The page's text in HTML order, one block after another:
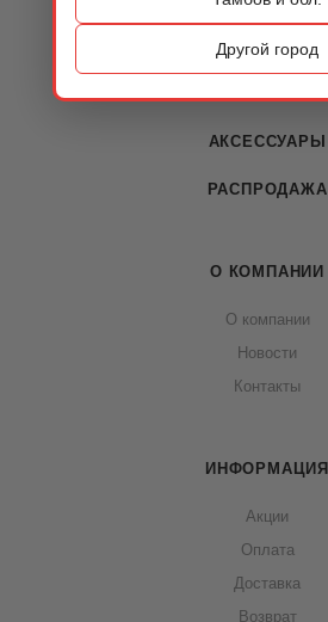
Другой город
ОБУВЬ
СУМКИ
АКСЕССУАРЫ
РАСПРОДАЖА
О КОМПАНИИ
О компании
Новости
Контакты
ИНФОРМАЦИЯ
Акции
Оплата
Доставка
Возврат